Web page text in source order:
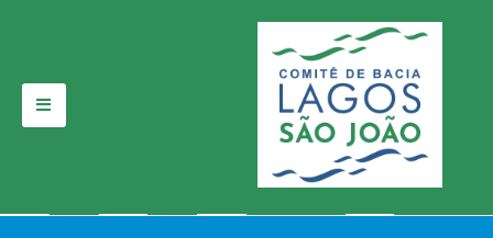
para